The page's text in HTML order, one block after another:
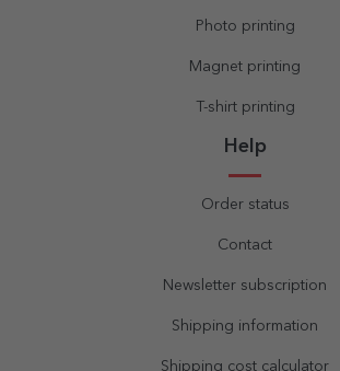
Photo printing
Magnet printing
T-shirt printing
Help
Order status
Contact
Newsletter subscription
Shipping information
Shipping cost calculator